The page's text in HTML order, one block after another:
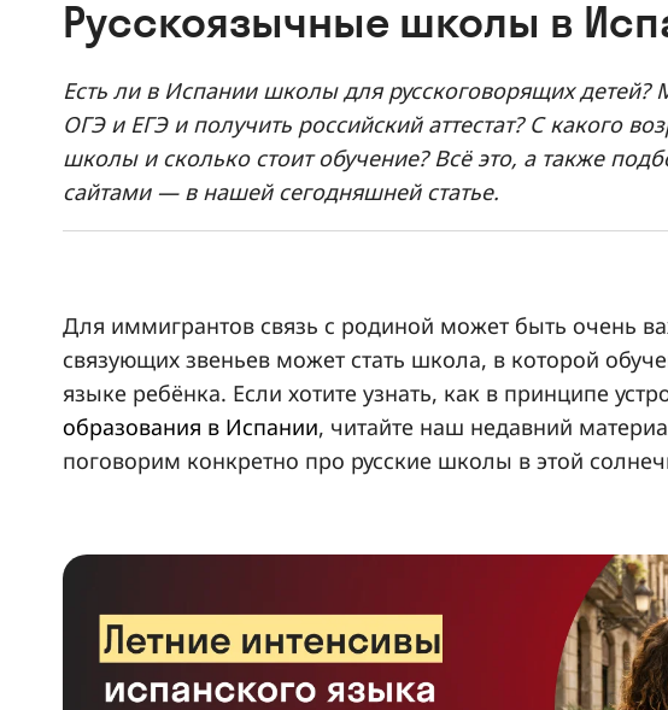
Русскоязычные школы в
Есть ли в Испании школы для русскоговорящих детей?
ОГЭ и ЕГЭ и получить российский аттестат? С какого
школы и сколько стоит обучение? Всё это, а также
сайтами — в нашей сегодняшней статье.
Для иммигрантов связь с родиной может быть очень
связующих звеньев может стать школа, в которой
языке ребёнка. Если хотите узнать, как в принципе
образования в Испании, читайте наш недавний
поговорим конкретно про русские школы в этой